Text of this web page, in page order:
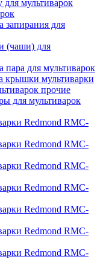
мультиварок
запирания для
(чаши) для
пара для мультиварок
крышки мультиварки
прочие
для мультиварок
Redmond RMC-
Redmond RMC-
Redmond RMC-
Redmond RMC-
Redmond RMC-
Redmond RMC-
Redmond RMC-